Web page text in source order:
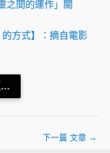
之間的運作」關
的方式】：摘自電影
…
下一篇 文章 →